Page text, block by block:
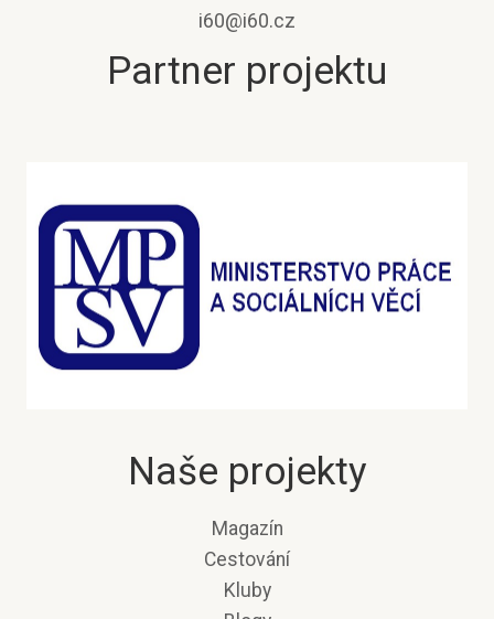
i60@i60.cz
Partner projektu
Naše projekty
Magazín
Cestování
Kluby